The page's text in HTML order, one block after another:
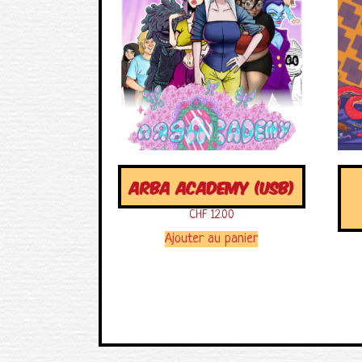
ARBA ACADEMY (USB)
CHF 12.00
Ajouter au panier